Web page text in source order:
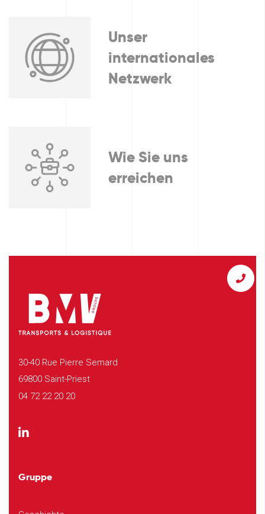
Unser
internationales
Netzwerk
Wie Sie uns
erreichen
30-40 Rue Pierre Semard
69800 Saint-Priest
04 72 22 20 20
Gruppe